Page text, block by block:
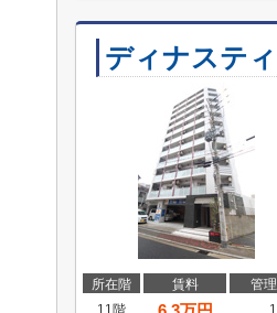
ディナステ
所在階 賃料
管
11階